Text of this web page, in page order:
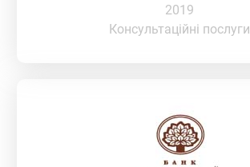
2019
Консультаційні послуги